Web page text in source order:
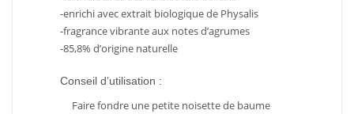
-enrichi avec extrait biologique de Physalis
-fragrance vibrante aux notes d’agrumes
-85,8% d’origine naturelle
Conseil d’utilisation :
Faire fondre une petite noisette de baume